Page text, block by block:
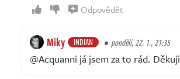
Odpovědět
Miky INDIAN pondělí, 22. 1., 21:35
@Acquanni já jsem za to rád. Děkuji